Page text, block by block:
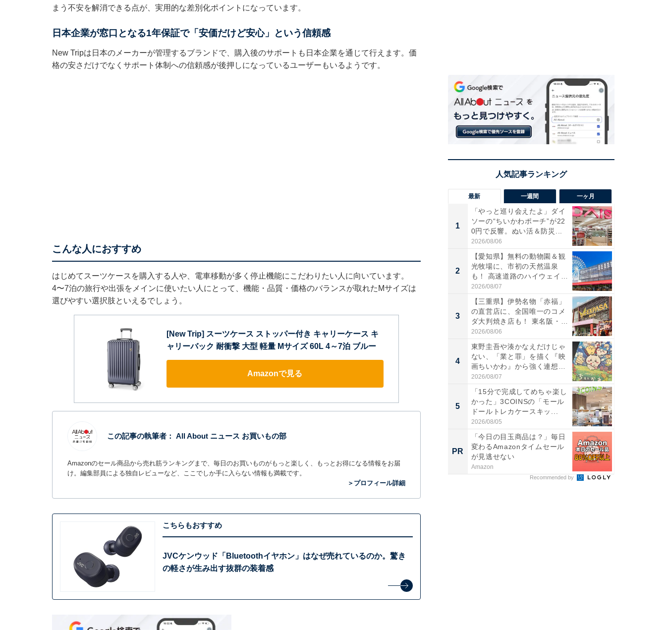
まう不安を解消できる点が、実用的な差別化ポイントになっています。
日本企業が窓口となる1年保証で「安価だけど安心」という信頼感
New Tripは日本のメーカーが管理するブランドで、購入後のサポートも日本企業を通じて行えます。価
格の安さだけでなくサポート体制への信頼感が後押しになっているユーザーもいるようです。
こんな人におすすめ
はじめてスーツケースを購入する人や、電車移動が多く停止機能にこだわりたい人に向いています。
4〜7泊の旅行や出張をメインに使いたい人にとって、機能・品質・価格のバランスが取れたMサイズは
選びやすい選択肢といえるでしょう。
[New Trip] スーツケース ストッパー付き キャリーケース キ
ャリーバック 耐衝撃 大型 軽量 Mサイズ 60L 4～7泊 ブルー
Amazonで見る
この記事の執筆者： All About ニュース お買いもの部
Amazonのセール商品から売れ筋ランキングまで、毎日のお買いものがもっと楽しく、もっとお得になる情報をお届
け。編集部員による独自レビューなど、ここでしか手に入らない情報も満載です。
＞プロフィール詳細
こちらもおすすめ
JVCケンウッド「Bluetoothイヤホン」はなぜ売れているのか。驚き
の軽さが生み出す抜群の装着感
最新 一週間 一ヶ月
1
「やっと巡り会えたよ」ダイ
ソーの“ちいかわポーチ”が22
0円で反響。ぬい活＆防災...
2026/08/06
2
【愛知県】無料の動物園＆観
光牧場に、市初の天然温泉
も！ 高速道路のハイウェイオ
ア...
2026/08/07
3
【三重県】伊勢名物「赤福」
の直営店に、全国唯一のコメ
ダ大判焼き店も！ 東名阪・
伊...
2026/08/06
4
東野圭吾や湊かなえだけじゃ
ない、「業と罪」を描く『映
画ちいかわ』から強く連想し
た...
2026/08/07
5
「15分で完成してめちゃ楽し
かった」3COINSの「モール
ドールトレカケースキッ...
2026/08/05
PR
「今日の目玉商品は？」毎日
変わるAmazonタイムセール
が見逃せない
Amazon
Recommended by